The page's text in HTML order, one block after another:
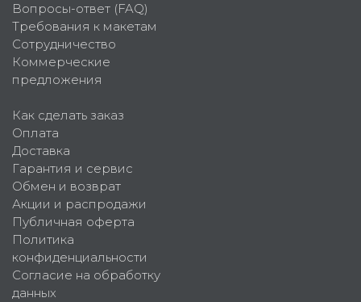
Вопросы-ответ (FAQ)
Требования к макетам
Сотрудничество
Коммерческие
предложения
Как сделать заказ
Оплата
Доставка
Гарантия и сервис
Обмен и возврат
Акции и распродажи
Публичная оферта
Политика
конфиденциальности
Согласие на обработку
данных